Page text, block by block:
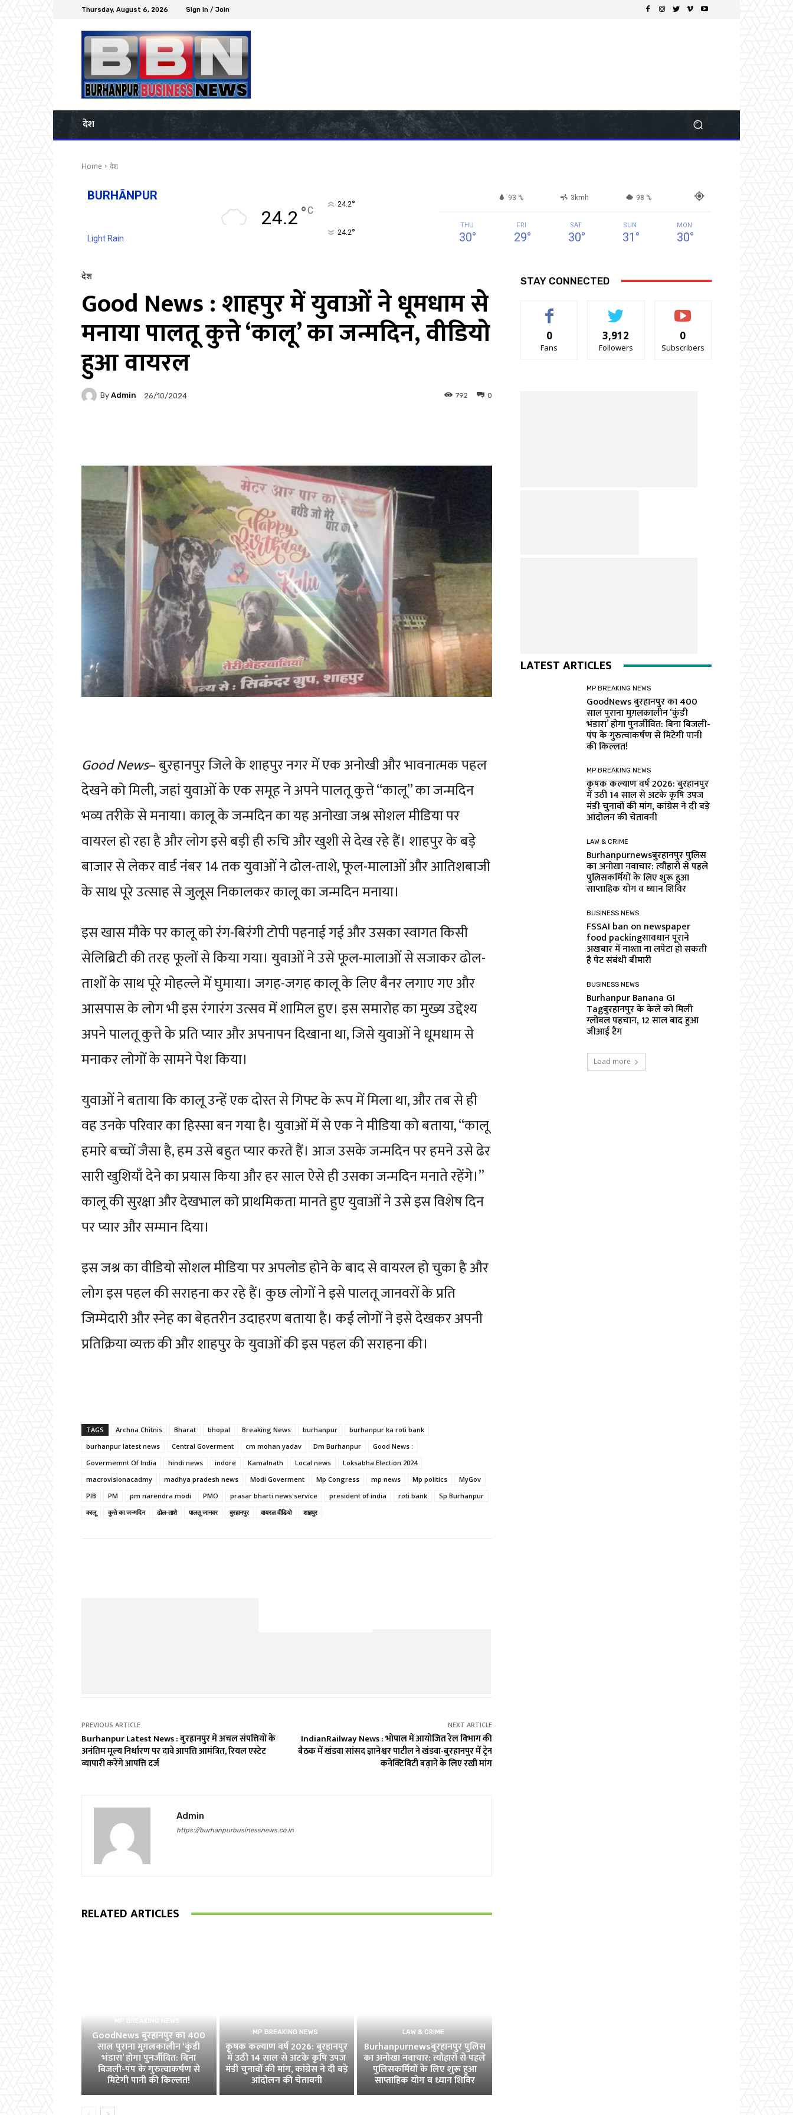
Thursday, August 6, 2026 Sign in / Join
देश
Home देश
BURHĀNPUR
Light Rain
24.2 °C
24.2°
24.2°
93 % 3kmh 98 %
THU
30°
FRI
29°
SAT
30°
SUN
31 °
MON
30°
देश
Good News : शाहपुर में युवाओं ने धूमधाम से
मनाया पालतू कुत्ते ‘कालू’ का जन्मदिन, वीडियो
हुआ वायरल
By Admin 26/10/2024 0
792
Good News– बुरहानपुर जिले के शाहपुर नगर में एक अनोखी और भावनात्मक पहल
देखने को मिली, जहां युवाओं के एक समूह ने अपने पालतू कुत्ते “कालू” का जन्मदिन
भव्य तरीके से मनाया। कालू के जन्मदिन का यह अनोखा जश्न सोशल मीडिया पर
वायरल हो रहा है और लोग इसे बड़ी ही रुचि और खुशी से देख रहे हैं। शाहपुर के बड़े
बाजार से लेकर वार्ड नंबर 14 तक युवाओं ने ढोल-ताशे, फूल-मालाओं और आतिशबाजी
के साथ पूरे उत्साह से जुलूस निकालकर कालू का जन्मदिन मनाया।
इस खास मौके पर कालू को रंग-बिरंगी टोपी पहनाई गई और उसका स्वागत किसी
सेलिब्रिटी की तरह फूलों से किया गया। युवाओं ने उसे फूल-मालाओं से सजाकर ढोल-
ताशों के साथ पूरे मोहल्ले में घुमाया। जगह-जगह कालू के लिए बैनर लगाए गए और
आसपास के लोग भी इस रंगारंग उत्सव में शामिल हुए। इस समारोह का मुख्य उद्देश्य
अपने पालतू कुत्ते के प्रति प्यार और अपनापन दिखाना था, जिसे युवाओं ने धूमधाम से
मनाकर लोगों के सामने पेश किया।
युवाओं ने बताया कि कालू उन्हें एक दोस्त से गिफ्ट के रूप में मिला था, और तब से ही
वह उनके परिवार का हिस्सा बन गया है। युवाओं में से एक ने मीडिया को बताया, “कालू
हमारे बच्चों जैसा है, हम उसे बहुत प्यार करते हैं। आज उसके जन्मदिन पर हमने उसे ढेर
सारी खुशियाँ देने का प्रयास किया और हर साल ऐसे ही उसका जन्मदिन मनाते रहेंगे।”
कालू की सुरक्षा और देखभाल को प्राथमिकता मानते हुए युवाओं ने उसे इस विशेष दिन
पर प्यार और सम्मान दिया।
इस जश्न का वीडियो सोशल मीडिया पर अपलोड होने के बाद से वायरल हो चुका है और
लोग इस पहल की सराहना कर रहे हैं। कुछ लोगों ने इसे पालतू जानवरों के प्रति
जिम्मेदारी और स्नेह का बेहतरीन उदाहरण बताया है। कई लोगों ने इसे देखकर अपनी
प्रतिक्रिया व्यक्त की और शाहपुर के युवाओं की इस पहल की सराहना की।
TAGS Archna Chitnis Bharat bhopal Breaking News burhanpur
burhanpur ka roti bank
burhanpur latest news
Central Goverment cm mohan yadav Dm Burhanpur
Good News :
Govermemnt Of India
hindi news indore Kamalnath Local news
Loksabha Election 2024
macrovisionacadmy
madhya pradesh news Modi Goverment Mp Congress mp news Mp politics
MyGov
PIB
PM pm narendra modi PMO prasar bharti news service president of india roti bank
Sp Burhanpur
कालू
कुत्ते का जन्मदिन ढोल-ताशे पालतू जानवर बुरहानपुर वायरल वीडियो शाहपुर
PREVIOUS ARTICLE
Burhanpur Latest News : बुरहानपुर में अचल संपत्तियों के
अनंतिम मूल्य निर्धारण पर दावे आपत्ति आमंत्रित, रियल एस्टेट
व्यापारी करेंगे आपत्ति दर्ज
NEXT ARTICLE
IndianRailway News : भोपाल में आयोजित रेल विभाग की
बैठक में खंडवा सांसद ज्ञानेश्वर पाटील ने खंडवा-बुरहानपुर में ट्रेन
कनेक्टिविटी बढ़ाने के लिए रखी मांग
Admin
https://burhanpurbusinessnews.co.in
RELATED ARTICLES
MP BREAKING NEWS
GoodNews बुरहानपुर का 400
साल पुराना मुग़लकालीन ‘कुंडी
भंडारा’ होगा पुनर्जीवित: बिना
बिजली-पंप के गुरुत्वाकर्षण से
मिटेगी पानी की किल्लत!
MP BREAKING NEWS
कृषक कल्याण वर्ष 2026: बुरहानपुर
में उठी 14 साल से अटके कृषि उपज
मंडी चुनावों की मांग, कांग्रेस ने दी बड़े
आंदोलन की चेतावनी
LAW & CRIME
Burhanpurnewsबुरहानपुर पुलिस
का अनोखा नवाचार: त्यौहारों से पहले
पुलिसकर्मियों के लिए शुरू हुआ
साप्ताहिक योग व ध्यान शिविर
STAY CONNECTED
0
Fans
3,912
Followers
0
Subscribers
LATEST ARTICLES
MP BREAKING NEWS
GoodNews बुरहानपुर का 400
साल पुराना मुग़लकालीन ‘कुंडी
भंडारा’ होगा पुनर्जीवित: बिना बिजली-
पंप के गुरुत्वाकर्षण से मिटेगी पानी
की किल्लत!
MP BREAKING NEWS
कृषक कल्याण वर्ष 2026: बुरहानपुर
में उठी 14 साल से अटके कृषि उपज
मंडी चुनावों की मांग, कांग्रेस ने दी बड़े
आंदोलन की चेतावनी
LAW & CRIME
Burhanpurnewsबुरहानपुर पुलिस
का अनोखा नवाचार: त्यौहारों से पहले
पुलिसकर्मियों के लिए शुरू हुआ
साप्ताहिक योग व ध्यान शिविर
BUSINESS NEWS
FSSAI ban on newspaper
food packingसावधान पूराने
अखबार में नाश्ता ना लपेटा हो सकती
है पेट संबंधी बीमारी
BUSINESS NEWS
Burhanpur Banana GI
Tagबुरहानपुर के केले को मिली
ग्लोबल पहचान, 12 साल बाद हुआ
जीआई टैग
Load more